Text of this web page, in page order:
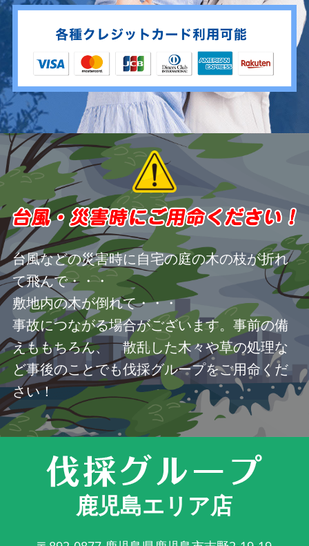
台風などの災害時に自宅の庭の木の枝が折れ
て飛んで・・・
敷地内の木が倒れて・・・
事故につながる場合がございます。事前の備
えももちろん、 散乱した木々や草の処理な
ど事後のことでも伐採グループをご用命くだ
さい！
鹿児島エリア店